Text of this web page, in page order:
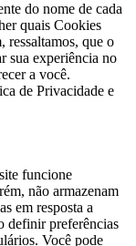
do nome de cada
quais Cookies
ressaltamos, que o
sua experiência no
a você.
de Privacidade e
funcione
não armazenam
em resposta a
definir preferências
Você pode